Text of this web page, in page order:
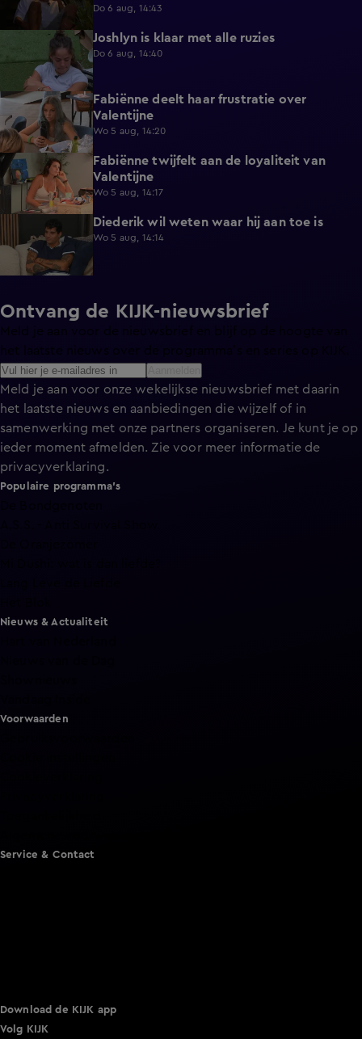
Do 6 aug, 14:43
Joshlyn is klaar met alle ruzies
Do 6 aug, 14:40
0:29
Fabiënne deelt haar frustratie over
Valentijne
Wo 5 aug, 14:20
0:58
Fabiënne twijfelt aan de loyaliteit van
Valentijne
Wo 5 aug, 14:17
Diederik wil weten waar hij aan toe is
Wo 5 aug, 14:14
Ontvang de KIJK-nieuwsbrief
Meld je aan voor onze wekelijkse nieuwsbrief met daarin
het laatste nieuws en aanbiedingen die wijzelf of in
samenwerking met onze partners organiseren. Je kunt je op
ieder moment afmelden. Zie voor meer informatie de
privacyverklaring.
Populaire programma's
Nieuws & Actualiteit
Voorwaarden
Service & Contact
Download de KIJK app
Volg KIJK